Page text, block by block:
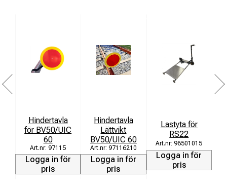
Hindertavla
för BV50/UIC
60
97115
Logga in för
pris
Hindertavla
Lättvikt
BV50/UIC 60
97116210
Logga in för
pris
Lastyta för
RS22
96501015
Logga in för
pris